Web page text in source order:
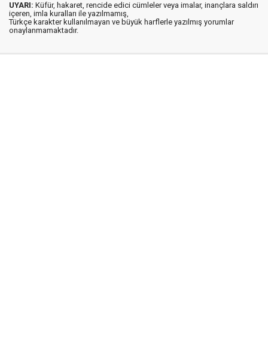
UYARI: Küfür, hakaret, rencide edici cümleler veya imalar, inançlara saldırı
içeren, imla kuralları ile yazılmamış,
Türkçe karakter kullanılmayan ve büyük harflerle yazılmış yorumlar
onaylanmamaktadır.